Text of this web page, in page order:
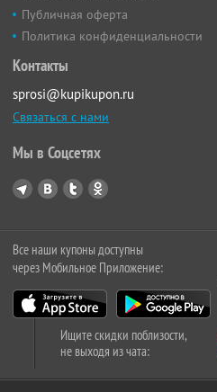
Публичная оферта
Политика конфиденциальности
Контакты
sprosi@kupikupon.ru
Связаться с нами
Мы в Соцсетях
Все наши купоны доступны
через Мобильное Приложение:
Ищите скидки поблизости,
не выходя из чата: